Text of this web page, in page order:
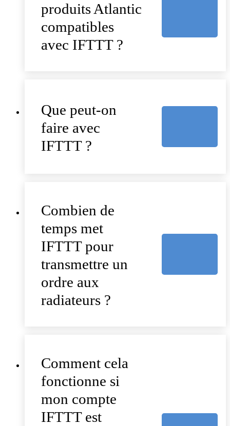
produits Atlantic
compatibles
avec IFTTT ?
Que peut-on
faire avec
IFTTT ?
Combien de
temps met
IFTTT pour
transmettre un
ordre aux
radiateurs ?
Comment cela
fonctionne si
mon compte
IFTTT est